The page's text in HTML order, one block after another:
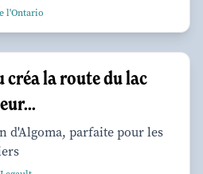
l'Ontario
créa la route du lac
d'Algoma, parfaite pour les